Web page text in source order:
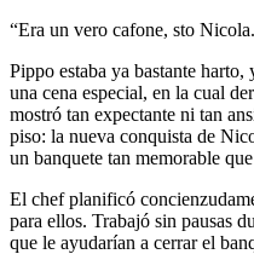
“Era un vero cafone, sto
Pippo estaba ya bastante
una cena especial, en la cual
mostró tan expectante ni tan
piso: la nueva conquista de
un banquete tan memorable
El chef planificó
para ellos. Trabajó sin pausas
que le ayudarían a cerrar el